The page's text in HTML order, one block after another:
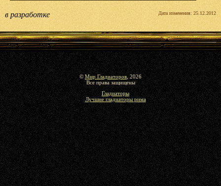
Дата изменения: 25.12.2012
в разработке
© Мир Гладиаторов, 2026
Все права защищены
Гладиаторы
Лучшие гладиаторы рима